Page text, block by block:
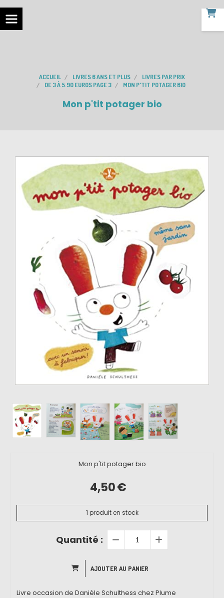
ACCUEIL LIVRES 6 ANS ET PLUS
LIVRES PAR PRIX
DE 3 À 5.90 EUROS PAGE 3
MON P'TIT POTAGER BIO
Mon p'tit potager bio
Mon p'tit potager bio
4,50€
1 produit en stock
Quantité :
AJOUTER AU PANIER
Livre occasion de Danièle Schulthess chez Plume